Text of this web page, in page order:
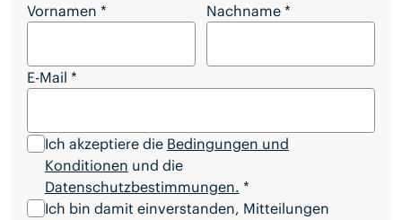
Bleiben Sie auf dem Laufenden über zukünftige
Vornamen * Nachname *
E-Mail *
Ich akzeptiere die Bedingungen und
Konditionen und die
Datenschutzbestimmungen. *
Ich bin damit einverstanden, Mitteilungen